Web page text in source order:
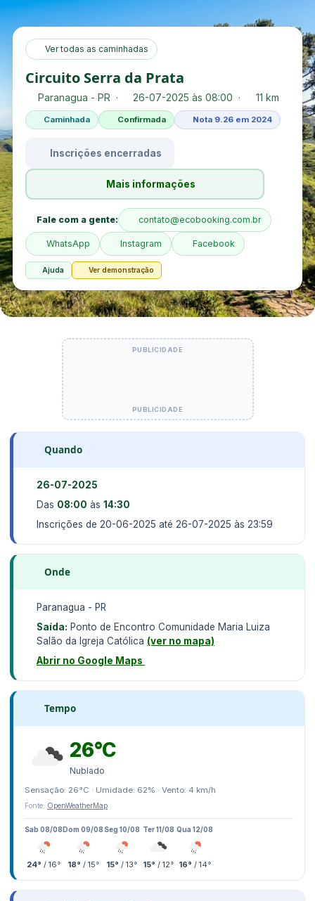
Ver todas as caminhadas
Circuito Serra da Prata
Paranagua - PR · 26-07-2025 às 08:00 · 11 km
Caminhada Confirmada Nota 9.26 em 2024
Inscrições encerradas
Mais informações
Fale com a gente: contato@ecobooking.com.br
WhatsApp Instagram Facebook
Ajuda Ver demonstração
Quando
26-07-2025
Das 08:00 às 14:30
Inscrições de 20-06-2025 até 26-07-2025 às 23:59
Onde
Paranagua - PR
Saída: Ponto de Encontro Comunidade Maria Luiza
Salão da Igreja Católica (ver no mapa)
Abrir no Google Maps
Tempo
26°C
Nublado
Sensação: 26°C · Umidade: 62% · Vento: 4 km/h
Fonte: OpenWeatherMap
Sab 08/08
24° / 16°
Dom 09/08
18° / 15°
Seg 10/08
15° / 13°
Ter 11/08
15° / 12°
Qua 12/08
16° / 14°